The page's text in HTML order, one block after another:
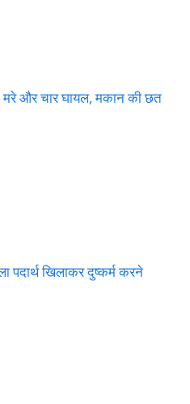
और चार घायल, मकान की छत
खिलाकर दुष्कर्म करने